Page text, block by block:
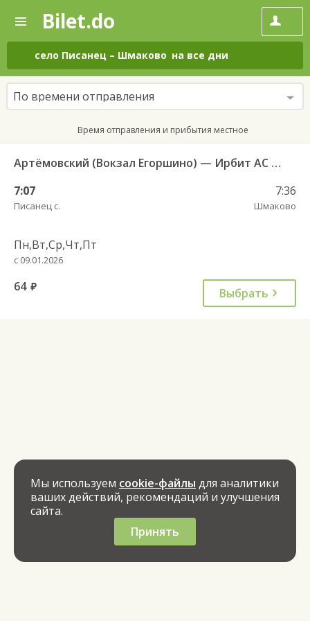
—
Поиск
и
покупка
билетов
на
автобус
онлайн
Bilet.do
село Писанец – Шмаково на все дни
По времени отправления
Время отправления и прибытия местное
Артёмовский (Вокзал Егоршино) — Ирбит АС 521
7:07
Писанец с.
7:36
Шмаково
Пн,Вт,Ср,Чт,Пт
с 09.01.2026
64 руб. Выбрать
Мы используем cookie-файлы для аналитики
ваших действий, рекомендаций и улучшения
сайта.
Принять